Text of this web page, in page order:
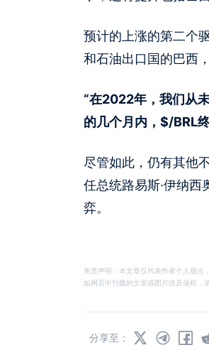
预计的上涨的第二个
和石油出口国的巴西
“在2022年，我们从
的几个月内，$/BRL
尽管如此，仍有其他
任总统路易斯·伊纳西
弈。
免责声明：本文章仅代表作者个人观点
如网页中刊载的文章或图片涉及侵权，
分享至：